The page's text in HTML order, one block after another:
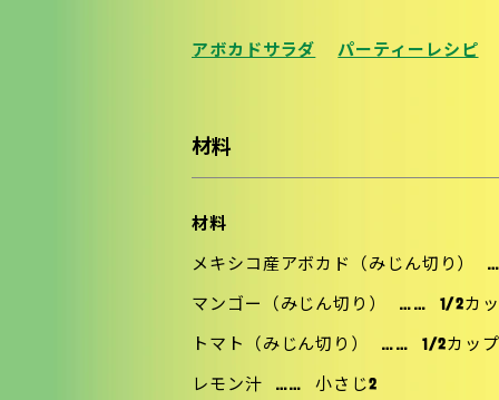
アボカドサラダ パーティーレシピ
材料
材料
メキシコ産アボカド（みじん切り）
マンゴー（みじん切り） …… 1/2カ
トマト（みじん切り） …… 1/2カッ
レモン汁 …… 小さじ2